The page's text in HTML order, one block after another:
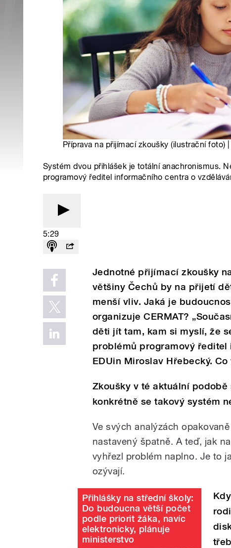
Příprava na přijímací zkoušky (ilustrační foto)
Systém dvou přihlášek je totální anachronismus.
programový ředitel informačního centra o
5:29
Jednotné přijímací zkoušky
většiny Čechů by na přijetí
menší vliv. Jaká je
organizuje CERMAT?
děti jít tam, kam si myslí, že
problémů programový
EDUin Miroslav Hřebecký.
Zkoušky v té aktuální
konkrétně se takový systém
Ve svých analýzách
nastavený špatně. A teď, jak
vyhřezl problém naplno. Je to
ozývají.
Přihlášky na střední školy:
Do budoucna větší počet
podle priorit žáka, navíc
elektronicky, plánuje
ministerstvo